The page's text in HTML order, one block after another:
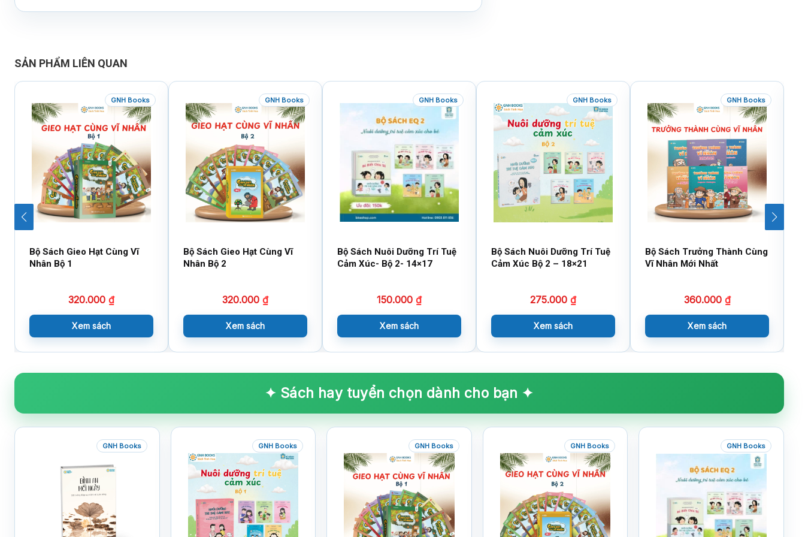
SẢN PHẨM LIÊN QUAN
GNH Books
Bộ Sách Gieo Hạt Cùng Vĩ
Nhân Bộ 1
320.000 ₫
Xem sách
GNH Books
Bộ Sách Gieo Hạt Cùng Vĩ
Nhân Bộ 2
320.000 ₫
Xem sách
GNH Books
Bộ Sách Nuôi Dưỡng Trí Tuệ
Cảm Xúc- Bộ 2- 14×17
150.000 ₫
Xem sách
GNH Books
Bộ Sách Nuôi Dưỡng Trí Tuệ
Cảm Xúc Bộ 2 – 18×21
275.000 ₫
Xem sách
GNH Books
Bộ Sách Trưởng Thành Cùng
Vĩ Nhân Mới Nhất
360.000 ₫
Xem sách
✦ Sách hay tuyển chọn dành cho bạn ✦
GNH Books GNH Books GNH Books GNH Books GNH Books